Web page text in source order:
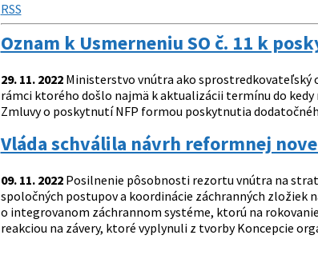
RSS
Oznam k Usmerneniu SO č. 11 k
29. 11. 2022Ministerstvo vnútra ako sprostredkovateľský
rámci ktorého došlo najmä k aktualizácii termínu do
Zmluvy o poskytnutí NFP formou poskytnutia
Vláda schválila návrh reformnej
09. 11. 2022Posilnenie pôsobnosti rezortu vnútra na
spoločných postupov a koordinácie záchranných zložiek
o integrovanom záchrannom systéme, ktorú na
reakciou na závery, ktoré vyplynuli z tvorby Koncepcie